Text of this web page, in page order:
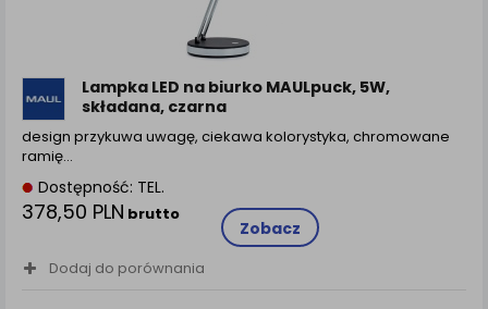
Lampka LED na biurko MAULpuck, 5W,
składana, czarna
design przykuwa uwagę, ciekawa kolorystyka, chromowane
ramię…
Dostępność: TEL.
378,50 PLN brutto
Zobacz
Dodaj do porównania